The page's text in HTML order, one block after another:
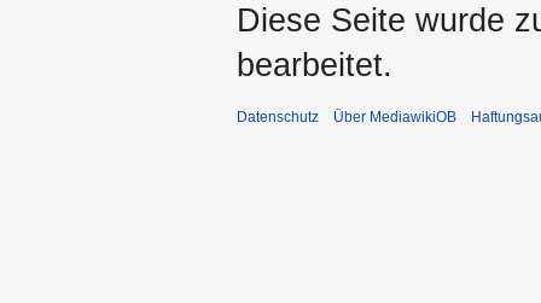
Diese Seite wurde
bearbeitet.
Datenschutz Über MediawikiOB